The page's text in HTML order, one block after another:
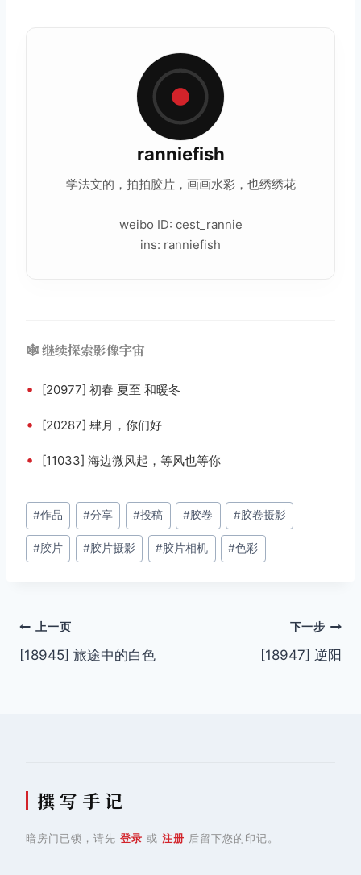
ranniefish
学法文的，拍拍胶片，画画水彩，也绣绣花
weibo ID: cest_rannie
ins: ranniefish
🕸️ 继续探索影像宇宙
• [20977] 初春 夏至 和暖冬
• [20287] 肆月，你们好
• [11033] 海边微风起，等风也等你
文
章
标
#作品 #分享 #投稿 #胶卷 #胶卷摄影
#胶片 #胶片摄影 #胶片相机 #色彩
文
章
上一页
[18945] 旅途中的白色
下一步
[18947] 逆阳
撰 写 手 记
暗房门已锁，请先 登录 或 注册 后留下您的印记。